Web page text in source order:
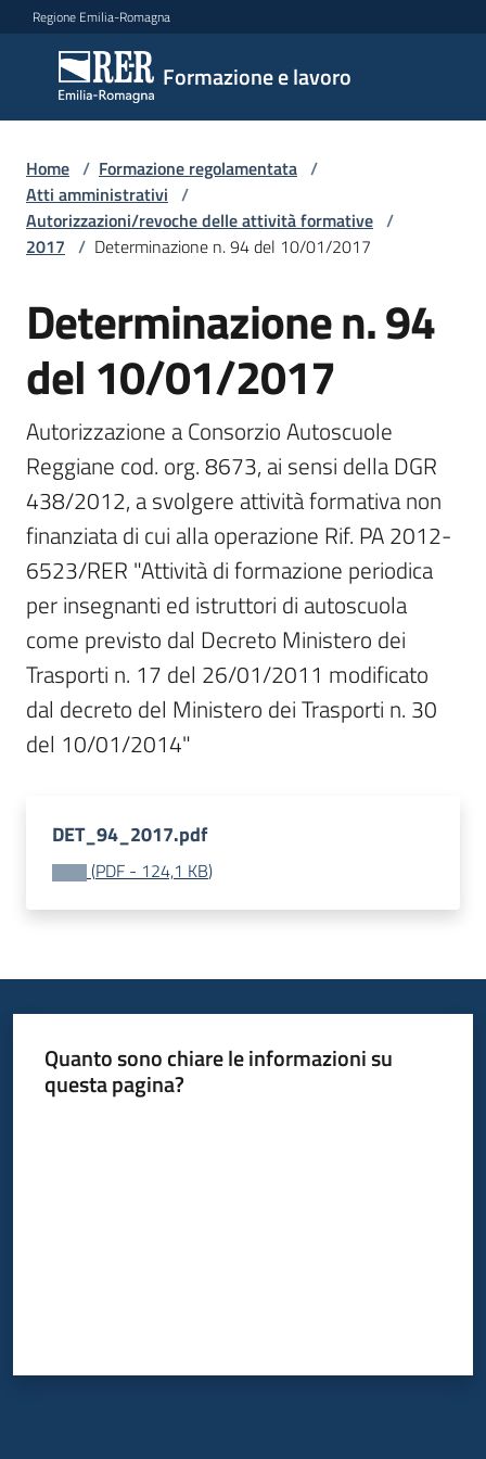
Vai al contenuto
Vai alla navigazione
Vai al footer
Regione Emilia-Romagna
Formazione e lavoro
Formazione
e lavoro
Argomenti
Servizi
Leggi
Atti
Bandi
Programmi
Progetti
europeo
Plus
su
Home / Formazione regolamentata /
Atti amministrativi /
Autorizzazioni/revoche delle attività formative /
2017 / Determinazione n. 94 del 10/01/2017
Determinazione n. 94
del 10/01/2017
Autorizzazione a Consorzio Autoscuole
Reggiane cod. org. 8673, ai sensi della DGR
438/2012, a svolgere attività formativa non
finanziata di cui alla operazione Rif. PA 2012-
6523/RER "Attività di formazione periodica
per insegnanti ed istruttori di autoscuola
come previsto dal Decreto Ministero dei
Trasporti n. 17 del 26/01/2011 modificato
dal decreto del Ministero dei Trasporti n. 30
del 10/01/2014"
DET_94_2017.pdf
(PDF - 124,1 KB)
Quanto sono chiare le informazioni su
questa pagina?